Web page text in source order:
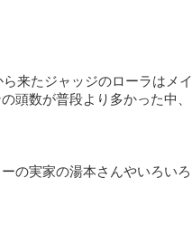
来たジャッジのローラはメイ
頭数が普段より多かった中、
の実家の湯本さんやいろいろ